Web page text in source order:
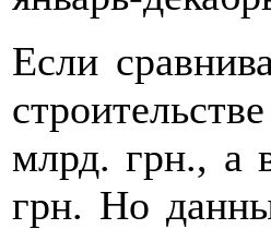
Если
млрд. грн., а
грн. Но